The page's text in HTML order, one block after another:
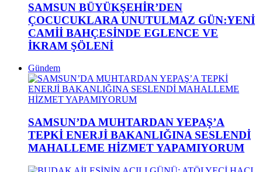
SAMSUN BÜYÜKŞEHİR’DEN
ÇOCUCUKLARA UNUTULMAZ GÜN:YENİ
CAMİİ BAHÇESİNDE EGLENCE VE
İKRAM ŞÖLENİ
Gündem
SAMSUN’DA MUHTARDAN YEPAŞ’A
TEPKİ ENERJİ BAKANLIĞINA SESLENDİ
MAHALLEME HİZMET YAPAMIYORUM